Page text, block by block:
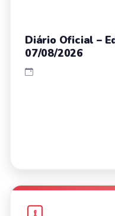
Diário Oficial –
07/08/2026